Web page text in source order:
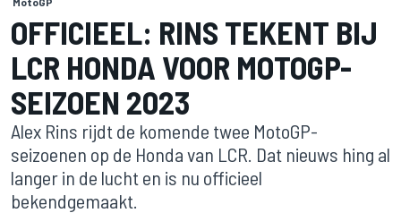
OFFICIEEL: RINS TEKENT BIJ
LCR HONDA VOOR MOTOGP-
SEIZOEN 2023
Alex Rins rijdt de komende twee MotoGP-
seizoenen op de Honda van LCR. Dat nieuws hing al
langer in de lucht en is nu officieel
bekendgemaakt.